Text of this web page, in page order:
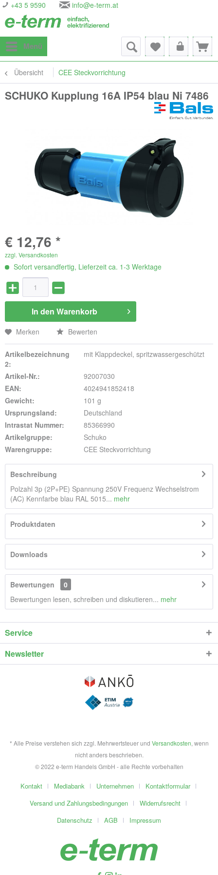
+43 5 9590 info@e-term.at
Menü
Übersicht CEE Steckvorrichtung
SCHUKO Kupplung 16A IP54 blau Ni 7486
€ 12,76 *
zzgl. Versandkosten
Sofort versandfertig, Lieferzeit ca. 1-3 Werktage
In den Warenkorb
Merken Bewerten
Artikelbezeichnung
2:
mit Klappdeckel, spritzwassergeschützt
Artikel-Nr.:
92007030
EAN:
4024941852418
Gewicht:
101 g
Ursprungsland:
Deutschland
Intrastat Nummer:
85366990
Artikelgruppe:
Schuko
Warengruppe:
CEE Steckvorrichtung
Beschreibung
Polzahl 3p (2P+PE) Spannung 250V Frequenz Wechselstrom
(AC) Kennfarbe blau RAL 5015... mehr
Produktdaten
Downloads
Bewertungen
0
Bewertungen lesen, schreiben und diskutieren... mehr
Service
Newsletter
* Alle Preise verstehen sich zzgl. Mehrwertsteuer und Versandkosten, wenn
nicht anders beschrieben.
© 2022 e-term Handels GmbH - alle Rechte vorbehalten
Kontakt Mediabank Unternehmen
Kontaktformular
Versand und Zahlungsbedingungen
Widerrufsrecht
Datenschutz
AGB Impressum